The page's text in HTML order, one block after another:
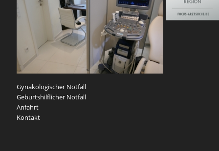
Gynäkologischer Notfall
Geburtshilflicher Notfall
Anfahrt
Kontakt